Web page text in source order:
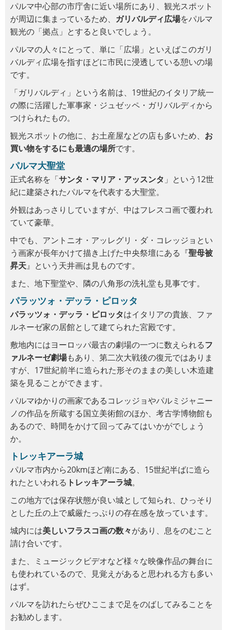
パルマ中心部の市庁舎に近い場所にあり、観光スポット
が周辺に集まっているため、 ガリバルディ広場をパルマ
観光の「拠点」とすると良いでしょう。
パルマの人々にとって、単に「広場」といえばこのガリ
バルディ広場を指すほどに市民に浸透している憩いの場
です。
「ガリバルディ」という名前は、19世紀のイタリア統一
の際に活躍した軍事家・ジュゼッペ・ガリバルディから
つけられたもの。
観光スポットの他に、お土産屋などの店も多いため、 お
買い物をするにも最適の場所です。
パルマ大聖堂
正式名称を「サンタ・マリア・アッスンタ 」という12世
紀に建築されたパルマを代表する大聖堂。
外観はあっさりしていますが、中はフレスコ画で覆われ
ていて豪華。
中でも、アントニオ・アッレグリ・ダ・コレッジョとい
う画家が長年かけて描き上げた中央祭壇にある『聖母被
昇天』という天井画は見ものです。
また、地下聖堂や、隣の八角形の洗礼堂も見事です。
パラッツォ・デッラ・ピロッタ
パラッツォ・デッラ・ピロッタはイタリアの貴族、ファ
ルネーゼ家の居館として建てられた宮殿です。
敷地内にはヨーロッパ最古の劇場の一つに数えられるフ
ァルネーゼ劇場もあり、第二次大戦後の復元ではありま
すが、17世紀前半に造られた形そのままの美しい木造建
築を見ることができます。
パルマゆかりの画家であるコレッジョやパルミジャニー
ノの作品を所蔵する国立美術館のほか、考古学博物館も
あるので、時間をかけて回ってみてはいかがでしょう
か。
トレッキアーラ城
パルマ市内から20kmほど南にある、15世紀半ばに造ら
れたといわれる トレッキアーラ城。
この地方では保存状態が良い城として知られ、ひっそり
とした丘の上で威厳たっぷりの存在感を放っています。
城内には美しいフラスコ画の数々があり、息をのむこと
請け合いです。
また、ミュージックビデオなど様々な映像作品の舞台に
も使われているので、見覚えがあると思われる方も多い
はず。
パルマを訪れたらぜひここまで足をのばしてみることを
お勧めします。